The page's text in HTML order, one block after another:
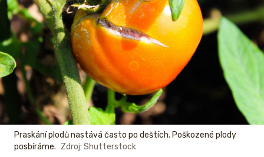
Praskání plodů nastává často po deštích. Poškozené plody
posbíráme. Zdroj: Shutterstock